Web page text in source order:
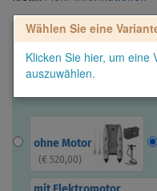
Wählen Sie eine
Klicken Sie hier, um eine
auszuwählen.
ohne Motor
( € 520,00)